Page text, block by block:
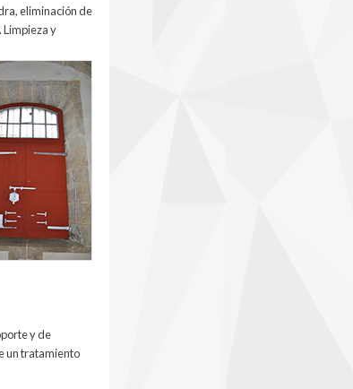
eliminación de
y
y de
un tratamiento